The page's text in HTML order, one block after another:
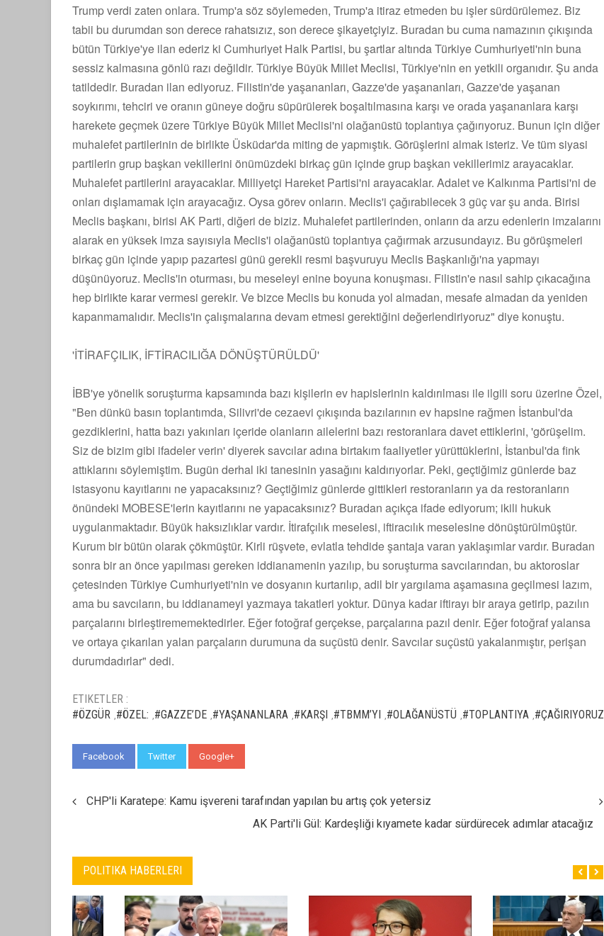
Trump verdi zaten onlara. Trump'a söz söylemeden, Trump'a itiraz etmeden bu işler sürdürülemez. Biz
tabii bu durumdan son derece rahatsızız, son derece şikayetçiyiz. Buradan bu cuma namazının çıkışında
bütün Türkiye'ye ilan ederiz ki Cumhuriyet Halk Partisi, bu şartlar altında Türkiye Cumhuriyeti'nin buna
sessiz kalmasına gönlü razı değildir. Türkiye Büyük Millet Meclisi, Türkiye'nin en yetkili organıdır. Şu anda
tatildedir. Buradan ilan ediyoruz. Filistin'de yaşananları, Gazze'de yaşananları, Gazze'de yaşanan
soykırımı, tehciri ve oranın güneye doğru süpürülerek boşaltılmasına karşı ve orada yaşananlara karşı
harekete geçmek üzere Türkiye Büyük Millet Meclisi'ni olağanüstü toplantıya çağırıyoruz. Bunun için diğer
muhalefet partilerinin de birlikte Üsküdar'da miting de yapmıştık. Görüşlerini almak isteriz. Ve tüm siyasi
partilerin grup başkan vekillerini önümüzdeki birkaç gün içinde grup başkan vekillerimiz arayacaklar.
Muhalefet partilerini arayacaklar. Milliyetçi Hareket Partisi'ni arayacaklar. Adalet ve Kalkınma Partisi'ni de
onları dışlamamak için arayacağız. Oysa görev onların. Meclis'i çağırabilecek 3 güç var şu anda. Birisi
Meclis başkanı, birisi AK Parti, diğeri de biziz. Muhalefet partilerinden, onların da arzu edenlerin imzalarını
alarak en yüksek imza sayısıyla Meclis'i olağanüstü toplantıya çağırmak arzusundayız. Bu görüşmeleri
birkaç gün içinde yapıp pazartesi günü gerekli resmi başvuruyu Meclis Başkanlığı'na yapmayı
düşünüyoruz. Meclis'in oturması, bu meseleyi enine boyuna konuşması. Filistin'e nasıl sahip çıkacağına
hep birlikte karar vermesi gerekir. Ve bizce Meclis bu konuda yol almadan, mesafe almadan da yeniden
kapanmamalıdır. Meclis'in çalışmalarına devam etmesi gerektiğini değerlendiriyoruz" diye konuştu.
'İTİRAFÇILIK, İFTİRACILIĞA DÖNÜŞTÜRÜLDÜ'
İBB'ye yönelik soruşturma kapsamında bazı kişilerin ev hapislerinin kaldırılması ile ilgili soru üzerine Özel,
"Ben dünkü basın toplantımda, Silivri'de cezaevi çıkışında bazılarının ev hapsine rağmen İstanbul'da
gezdiklerini, hatta bazı yakınları içeride olanların ailelerini bazı restoranlara davet ettiklerini, 'görüşelim.
Siz de bizim gibi ifadeler verin' diyerek savcılar adına birtakım faaliyetler yürüttüklerini, İstanbul'da fink
attıklarını söylemiştim. Bugün derhal iki tanesinin yasağını kaldırıyorlar. Peki, geçtiğimiz günlerde baz
istasyonu kayıtlarını ne yapacaksınız? Geçtiğimiz günlerde gittikleri restoranların ya da restoranların
önündeki MOBESE'lerin kayıtlarını ne yapacaksınız? Buradan açıkça ifade ediyorum; ikili hukuk
uygulanmaktadır. Büyük haksızlıklar vardır. İtirafçılık meselesi, iftiracılık meselesine dönüştürülmüştür.
Kurum bir bütün olarak çökmüştür. Kirli rüşvete, evlatla tehdide şantaja varan yaklaşımlar vardır. Buradan
sonra bir an önce yapılması gereken iddianamenin yazılıp, bu soruşturma savcılarından, bu aktoroslar
çetesinden Türkiye Cumhuriyeti'nin ve dosyanın kurtarılıp, adil bir yargılama aşamasına geçilmesi lazım,
ama bu savcıların, bu iddianameyi yazmaya takatleri yoktur. Dünya kadar iftirayı bir araya getirip, pazılın
parçalarını birleştirememektedirler. Eğer fotoğraf gerçekse, parçalarına pazıl denir. Eğer fotoğraf yalansa
ve ortaya çıkarılan yalan parçaların durumuna da suçüstü denir. Savcılar suçüstü yakalanmıştır, perişan
durumdadırlar" dedi.
ETIKETLER :
#ÖZGÜR #ÖZEL: #GAZZE’DE #YAŞANANLARA #KARŞI #TBMM’YI #OLAĞANÜSTÜ #TOPLANTIYA #ÇAĞIRIYORUZ
Facebook Twitter Google+
CHP'li Karatepe: Kamu işvereni tarafından yapılan bu artış çok yetersiz
AK Parti'li Gül: Kardeşliği kıyamete kadar sürdürecek adımlar atacağız
POLITIKA HABERLERI